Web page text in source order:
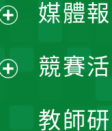
媒體
競賽
教師
開